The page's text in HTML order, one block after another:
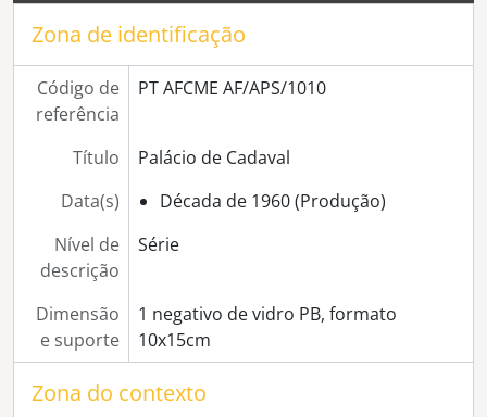
[Série] Trabalhos agrícolas e pastoreio
[Série] Janela de Garcia de Resende
[Série] Palácio dos Condes de Basto
[Série] Caixa de água na Rua Nova
[Série] Palácio da Justiça, no Largo da Porta de Moura
[Série] Altar de igreja não identificada
[Série] Solar dos Condes de Portalegre
[Coleção] Colecção David Freitas
[Coleção] Colecção Eduardo Nogueira
[Coleção] Colecção Grupo Pró-Évora
[Coleção] Colecção José Braga Passaporte
Zona de identificação
Código de
referência
PT AFCME AF/APS/1010
Título
Palácio de Cadaval
Data(s)
Década de 1960 (Produção)
Nível de
descrição
Série
Dimensão
e suporte
1 negativo de vidro PB, formato
10x15cm
Zona do contexto